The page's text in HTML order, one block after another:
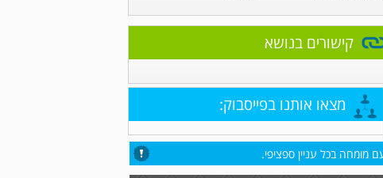
קישורים בנושא
מצאו אותנו בפייסבוק:
מומחה בכל עניין ספציפי.